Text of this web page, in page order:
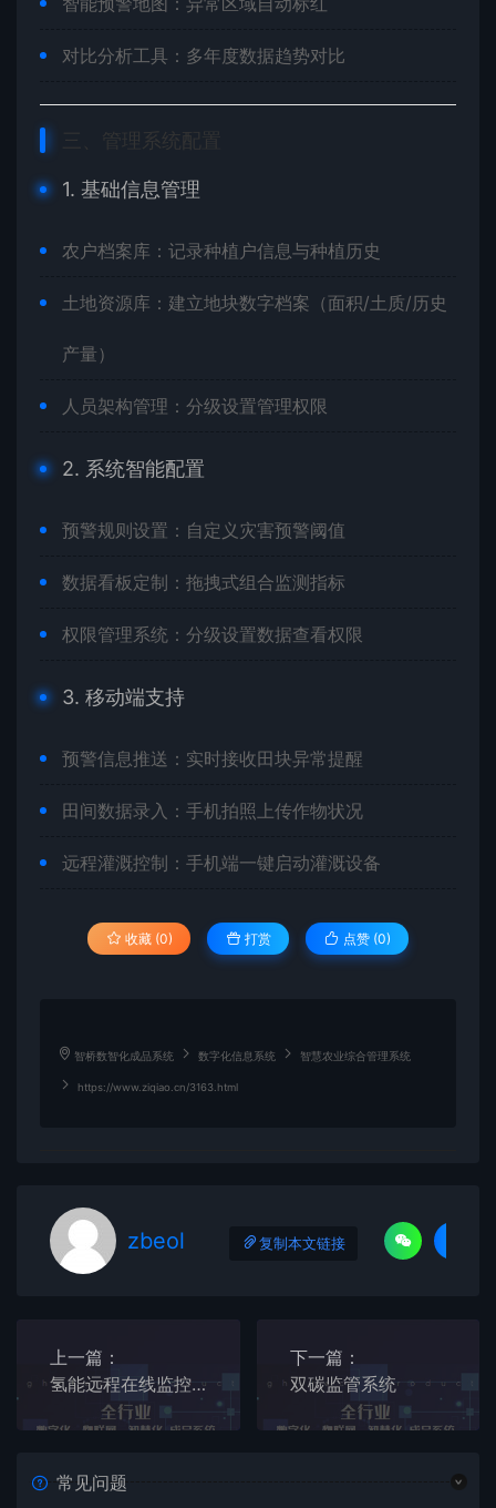
对比分析工具：多年度数据趋势对比
三、管理系统配置
1. 基础信息管理
农户档案库：记录种植户信息与种植历史
土地资源库：建立地块数字档案（面积/土质/历史
产量）
人员架构管理：分级设置管理权限
2. 系统智能配置
预警规则设置：自定义灾害预警阈值
数据看板定制：拖拽式组合监测指标
权限管理系统：分级设置数据查看权限
3. 移动端支持
预警信息推送：实时接收田块异常提醒
田间数据录入：手机拍照上传作物状况
远程灌溉控制：手机端一键启动灌溉设备
收藏 (0) 打赏 点赞 (0)
智桥数智化成品系统 数字化信息系统 智慧农业综合管理系统
https://www.ziqiao.cn/3163.html
zbeol 复制本文链接
上一篇：
氢能远程在线监控管理平台
下一篇：
双碳监管系统
常见问题